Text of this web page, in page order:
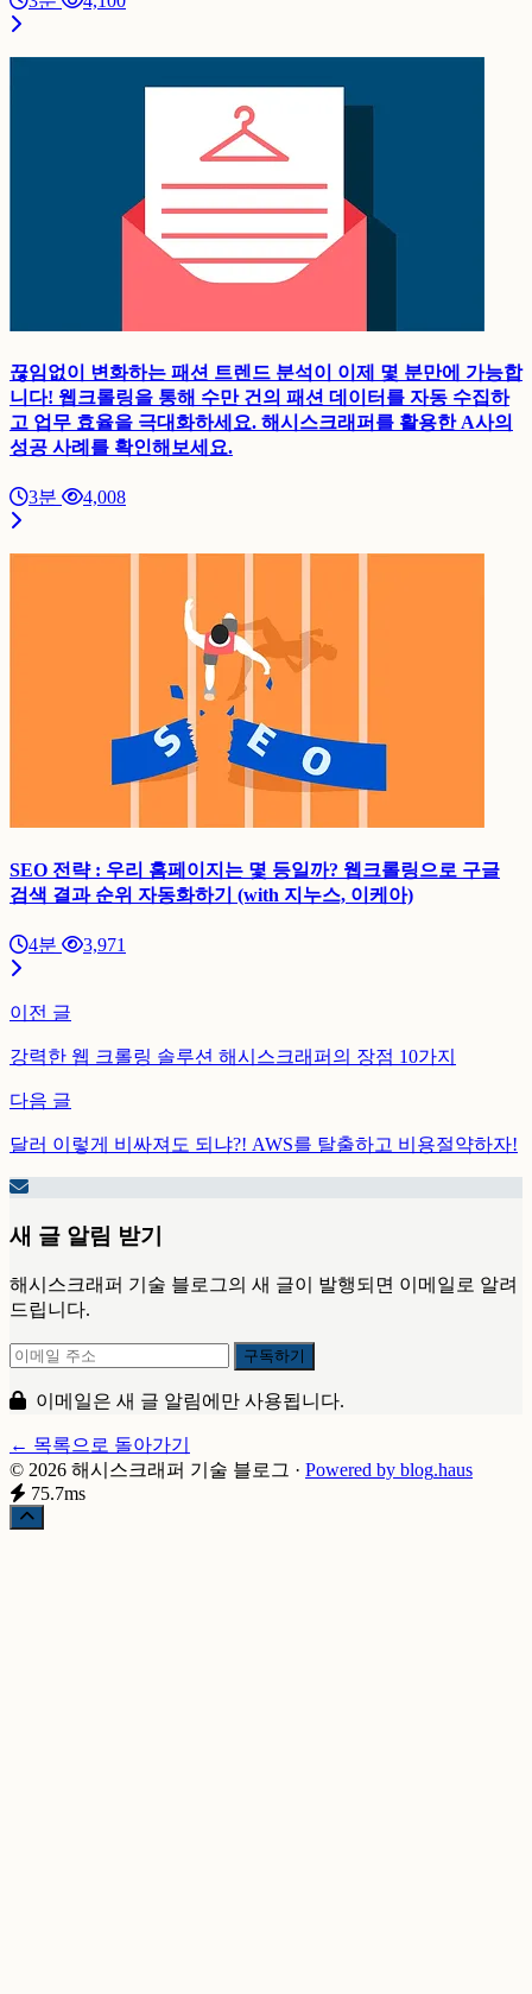
끊임없이 변화하는 패션 트렌드 분석이 이제 몇 분만에 가능합
니다! 웹크롤링을 통해 수만 건의 패션 데이터를 자동 수집하
고 업무 효율을 극대화하세요. 해시스크래퍼를 활용한 A사의
성공 사례를 확인해보세요.
3분 4,008
SEO 전략 : 우리 홈페이지는 몇 등일까? 웹크롤링으로 구글
검색 결과 순위 자동화하기 (with 지누스, 이케아)
4분 3,971
이전 글
강력한 웹 크롤링 솔루션 해시스크래퍼의 장점 10가지
다음 글
달러 이렇게 비싸져도 되냐?! AWS를 탈출하고 비용절약하자!
새 글 알림 받기
해시스크래퍼 기술 블로그의 새 글이 발행되면 이메일로 알려
드립니다.
이메일은 새 글 알림에만 사용됩니다.
← 목록으로 돌아가기
© 2026 해시스크래퍼 기술 블로그 · Powered by blog.haus
75.7ms